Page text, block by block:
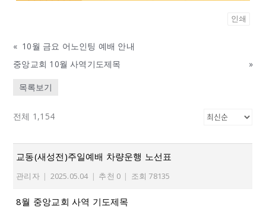
인쇄
« 10월 금요 어노인팅 예배 안내
중앙교회 10월 사역기도제목
»
목록보기
전체 1,154
교동(새성전)주일예배 차량운행 노선표
관리자 | 2025.05.04 | 추천 0 | 조회 78135
8월 중앙교회 사역 기도제목